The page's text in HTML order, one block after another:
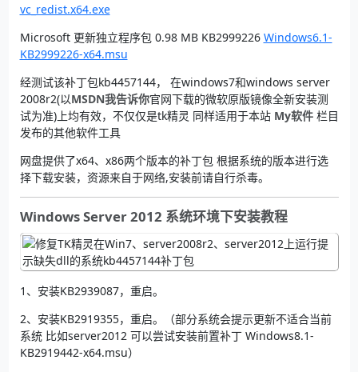
vc_redist.x64.exe
Microsoft 更新独立程序包 0.98 MB KB2999226 Windows6.1-
KB2999226-x64.msu
经测试该补丁包kb4457144， 在windows7和windows server
2008r2(以MSDN我告诉你官网下载的微软原版镜像全新安装测
试为准)上均有效，不仅仅是tk精灵 同样适用于本站 My软件栏目
发布的其他软件工具
网盘提供了x64、x86两个版本的补丁包 根据系统的版本进行选
择下载安装，资源来自于网络,安装前请自行杀毒。
Windows Server 2012 系统环境下安装教程
1、安装KB2939087，重启。
2、安装KB2919355，重启。（部分系统会提示更新不适合当前
系统 比如server2012 可以尝试安装前置补丁 Windows8.1-
KB2919442-x64.msu）